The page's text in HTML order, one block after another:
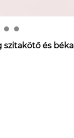
szitakötő és béka